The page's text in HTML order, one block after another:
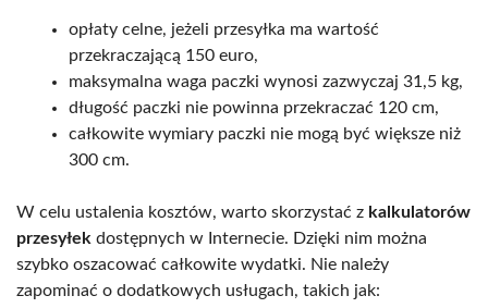
opłaty celne, jeżeli przesyłka ma wartość
przekraczającą 150 euro,
maksymalna waga paczki wynosi zazwyczaj 31,5 kg,
długość paczki nie powinna przekraczać 120 cm,
całkowite wymiary paczki nie mogą być większe niż
300 cm.
W celu ustalenia kosztów, warto skorzystać z kalkulatorów
przesyłek dostępnych w Internecie. Dzięki nim można
szybko oszacować całkowite wydatki. Nie należy
zapominać o dodatkowych usługach, takich jak: